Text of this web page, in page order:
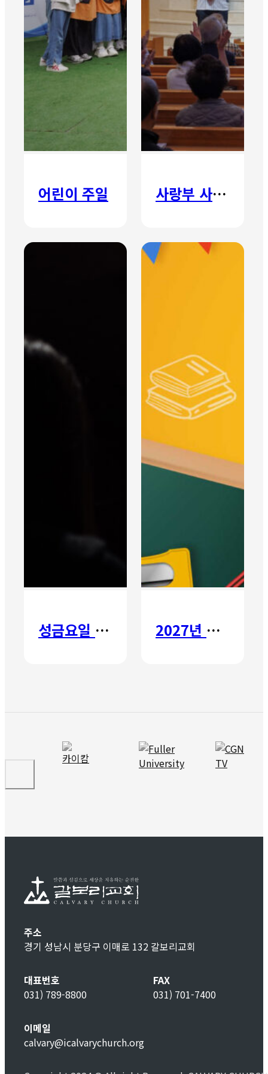
어린이 주일 사랑부 사랑주일
성금요일 칸타타 2027년 갈보리 어학원 유치부 신입생 모집
주소
경기 성남시 분당구 이매로 132 갈보리교회
대표번호
031) 789-8800
FAX
031) 701-7400
이메일
calvary@icalvarychurch.org